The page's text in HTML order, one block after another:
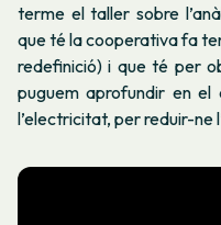
terme el taller sobre
que té la cooperativa fa
redefinició) i que té per
puguem aprofundir en el
l’electricitat, per reduir-ne